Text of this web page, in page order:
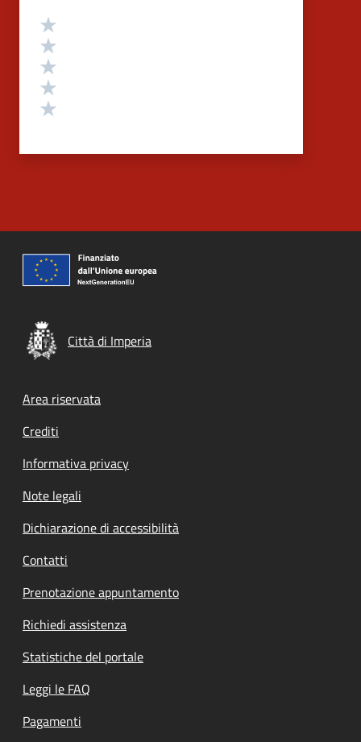
Valutazione
Città di Imperia
Footer menu
Area riservata
Crediti
Informativa privacy
Note legali
Dichiarazione di accessibilità
Contatti
Prenotazione appuntamento
Richiedi assistenza
Statistiche del portale
Leggi le FAQ
Pagamenti